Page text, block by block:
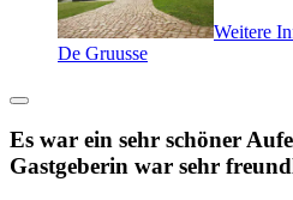
Weitere
De Gruusse
Es war ein sehr schöner
Gastgeberin war sehr